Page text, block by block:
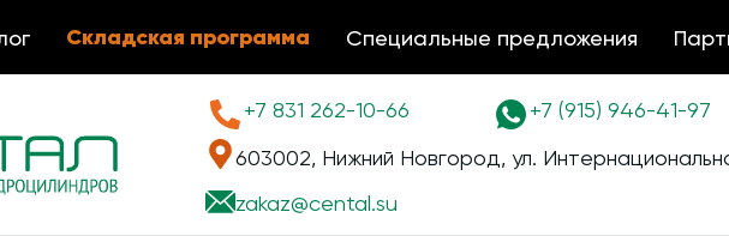
Складская программа Специальные предложения
+7 831 262-10-66
+7 (915) 946-41-97
603002, Нижний Новгород, ул.
zakaz@cental.su